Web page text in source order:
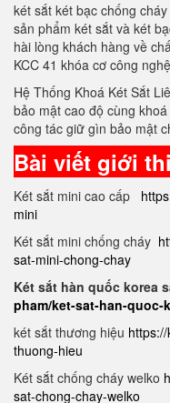
két sắt két bạc chống
sản phẩm két sắt và két
hài lòng khách hàng về
KCC 41 khóa cơ công
Hệ Thống Khoá Két Sắt
bảo mật cao độ cùng
công tác giữ gìn bảo mật
Bài viết giới
Két sắt mini cao cấp
mini
Két sắt mini chống cháy
sat-mini-chong-chay
Két sắt hàn quốc korea
pham/ket-sat-han-quoc-
két sắt thương hiệu
thuong-hieu
Két sắt chống cháy welko
sat-chong-chay-welko